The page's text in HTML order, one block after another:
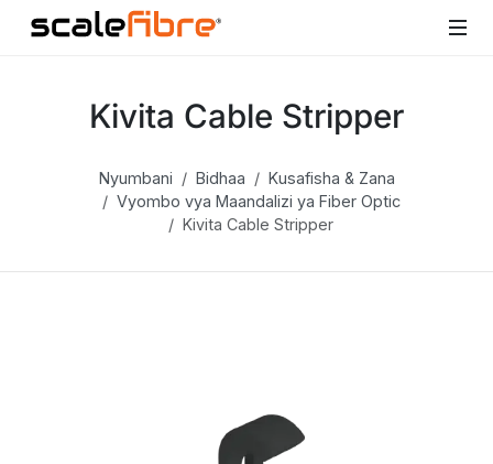
Kivita Cable Stripper
Nyumbani Bidhaa
Kusafisha & Zana
Vyombo vya Maandalizi ya Fiber Optic
Kivita Cable Stripper